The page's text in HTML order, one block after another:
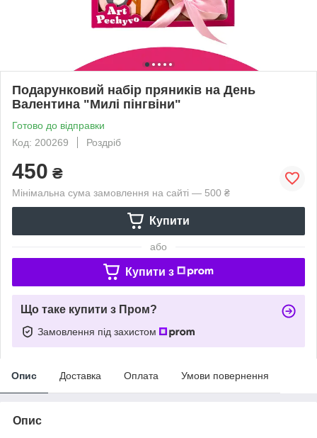
Подарунковий набір пряників на День
Валентина "Милі пінгвіни"
Готово до відправки
Код: 200269
Роздріб
450 ₴
Мінімальна сума замовлення на сайті — 500 ₴
Купити
або
Купити з
Що таке купити з Пром?
Замовлення під захистом
Опис Доставка Оплата Умови повернення
Опис